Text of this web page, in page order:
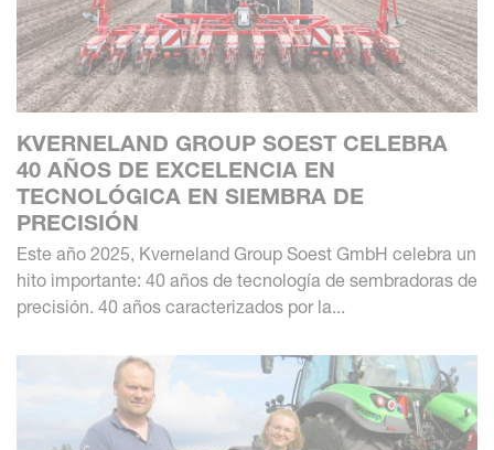
KVERNELAND GROUP SOEST CELEBRA
40 AÑOS DE EXCELENCIA EN
TECNOLÓGICA EN SIEMBRA DE
PRECISIÓN
Este año 2025, Kverneland Group Soest GmbH celebra un
hito importante: 40 años de tecnología de sembradoras de
precisión. 40 años caracterizados por la...